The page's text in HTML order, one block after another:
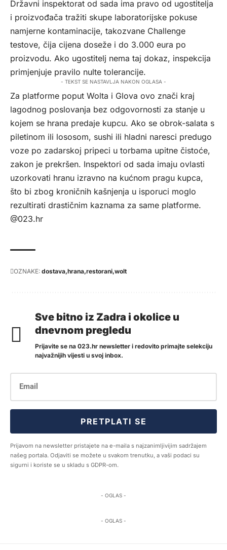
Državni inspektorat od sada ima pravo od ugostitelja
i proizvođača tražiti skupe laboratorijske pokuse
namjerne kontaminacije, takozvane Challenge
testove, čija cijena doseže i do 3.000 eura po
proizvodu. Ako ugostitelj nema taj dokaz, inspekcija
primjenjuje pravilo nulte tolerancije.
- TEKST SE NASTAVLJA NAKON OGLASA -
Za platforme poput Wolta i Glova ovo znači kraj
lagodnog poslovanja bez odgovornosti za stanje u
kojem se hrana predaje kupcu. Ako se obrok-salata s
piletinom ili lososom, sushi ili hladni naresci predugo
voze po zadarskoj pripeci u torbama upitne čistoće,
zakon je prekršen. Inspektori od sada imaju ovlasti
uzorkovati hranu izravno na kućnom pragu kupca,
što bi zbog kroničnih kašnjenja u isporuci moglo
rezultirati drastičnim kaznama za same platforme.
@023.hr
OZNAKE: dostava hrana restorani wolt
Sve bitno iz Zadra i okolice u
dnevnom pregledu
Prijavite se na 023.hr newsletter i redovito primajte selekciju
najvažnijih vijesti u svoj inbox.
PRETPLATI SE
Prijavom na newsletter pristajete na e-maila s najzanimljivijim sadržajem
našeg portala. Odjaviti se možete u svakom trenutku, a vaši podaci su
sigurni i koriste se u skladu s GDPR-om.
- OGLAS -
- OGLAS -